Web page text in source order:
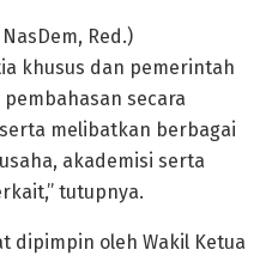
Red.)
khusus dan pemerintah
secara
melibatkan berbagai
akademisi serta
tutupnya.
dipimpin oleh Wakil Ketua